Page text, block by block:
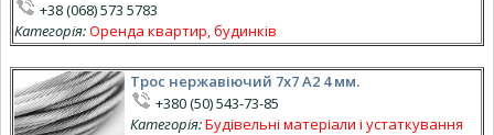
+38 (068) 573 5783
Категорія:Оренда квартир, будинків
Трос нержавіючий 7х7 А2 4 мм.
+380 (50) 543-73-85
Категорія:Будівельні матеріали і устаткування